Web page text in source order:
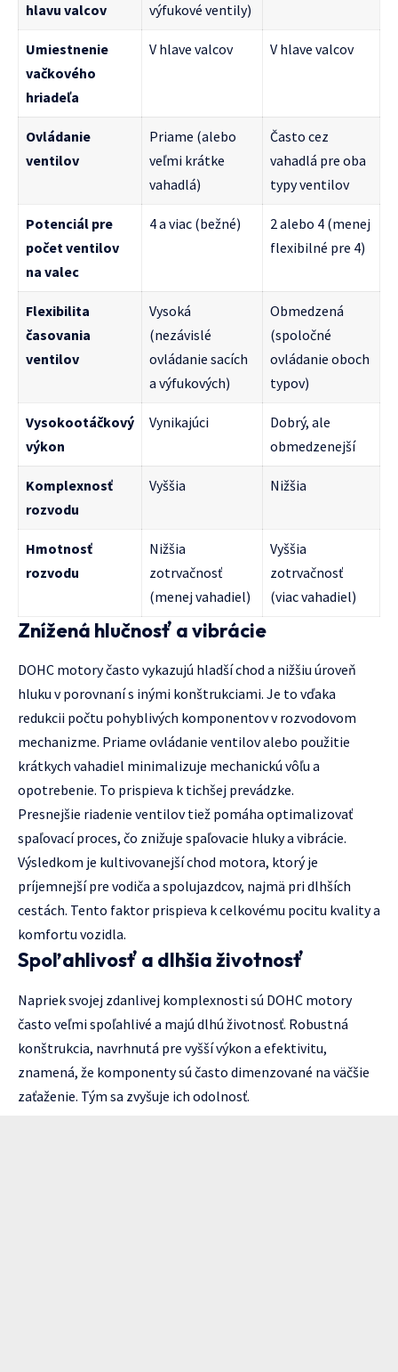
hlavu valcov
výfukové ventily)
Umiestnenie
vačkového
hriadeľa
V hlave valcov V hlave valcov
Ovládanie
ventilov
Priame (alebo
veľmi krátke
vahadlá)
Často cez
vahadlá pre oba
typy ventilov
Potenciál pre
počet ventilov
na valec
4 a viac (bežné)
2 alebo 4 (menej
flexibilné pre 4)
Flexibilita
časovania
ventilov
Vysoká
(nezávislé
ovládanie sacích
a výfukových)
Obmedzená
(spoločné
ovládanie oboch
typov)
Vysokootáčkový
výkon
Vynikajúci
Dobrý, ale
obmedzenejší
Komplexnosť
rozvodu
Vyššia Nižšia
Hmotnosť
rozvodu
Nižšia
zotrvačnosť
(menej vahadiel)
Vyššia
zotrvačnosť
(viac vahadiel)
Znížená hlučnosť a vibrácie
DOHC motory často vykazujú hladší chod a nižšiu úroveň
hluku v porovnaní s inými konštrukciami. Je to vďaka
redukcii počtu pohyblivých komponentov v rozvodovom
mechanizme. Priame ovládanie ventilov alebo použitie
krátkych vahadiel minimalizuje mechanickú vôľu a
opotrebenie. To prispieva k tichšej prevádzke.
Presnejšie riadenie ventilov tiež pomáha optimalizovať
spaľovací proces, čo znižuje spaľovacie hluky a vibrácie.
Výsledkom je kultivovanejší chod motora, ktorý je
príjemnejší pre vodiča a spolujazdcov, najmä pri dlhších
cestách. Tento faktor prispieva k celkovému pocitu kvality a
komfortu vozidla.
Spoľahlivosť a dlhšia životnosť
Napriek svojej zdanlivej komplexnosti sú DOHC motory
často veľmi spoľahlivé a majú dlhú životnosť. Robustná
konštrukcia, navrhnutá pre vyšší výkon a efektivitu,
znamená, že komponenty sú často dimenzované na väčšie
zaťaženie. Tým sa zvyšuje ich odolnosť.